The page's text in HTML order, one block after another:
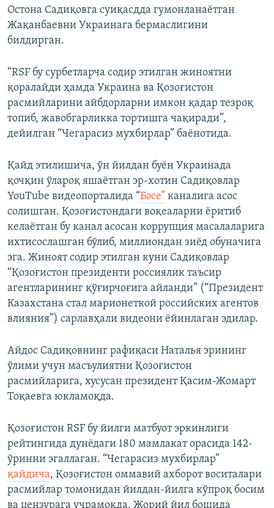
Остона Садиқовга суиқасдда гумонланаётган
Жақанбаевни Украинага бермаслигини
билдирган.
“RSF бу сурбетларча содир этилган жиноятни
қоралайди ҳамда Украина ва Қозоғистон
расмийларини айбдорларни имкон қадар тезроқ
топиб, жавобгарликка тортишга чақиради”,
дейилган “Чегарасиз мухбирлар” баёнотида.
Қайд этилишича, ўн йилдан буён Украинада
қочқин ўлароқ яшаётган эр-хотин Садиқовлар
YouTube видеопорталида “Бәсе” каналига асос
солишган. Қозоғистондаги воқеаларни ёритиб
келаётган бу канал асосан коррупция масалаларига
ихтисослашган бўлиб, миллиондан зиёд обуначига
эга. Жиноят содир этилган куни Садиқовлар
“Қозоғистон президенти россиялик таъсир
агентларининг қўғирчоғига айланди” (“Президент
Казахстана стал марионеткой российских агентов
влияния”) сарлавҳали видеони ёйинлаган эдилар.
Айдос Садиқовнинг рафиқаси Наталья эрининг
ўлими учун масъулиятни Қозоғистон
расмийларига, хусусан президент Қасим-Жомарт
Тоқаевга юкламоқда.
Қозоғистон RSF бу йилги матбуот эркинлиги
рейтингида дунёдаги 180 мамлакат орасида 142-
ўринни эгаллаган. “Чегарасиз мухбирлар”
қайдича, Қозоғистон оммавий ахборот воситалари
расмийлар томонидан йилдан-йилга кўпроқ босим
ва цензурага учрамоқда. Жорий йил бошида